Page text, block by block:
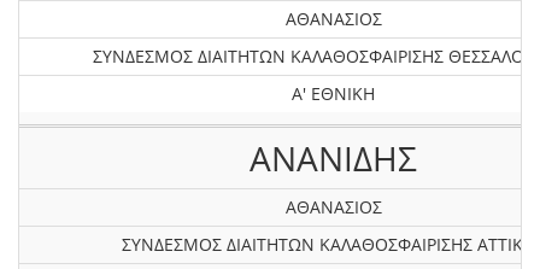
ΑΘΑΝΑΣΙΟΣ
ΣΥΝΔΕΣΜΟΣ ΔΙΑΙΤΗΤΩΝ ΚΑΛΑΘΟΣΦΑΙΡΙΣΗΣ
Α' ΕΘΝΙΚΗ
ΑΝΑΝΙΔΗΣ
ΑΘΑΝΑΣΙΟΣ
ΣΥΝΔΕΣΜΟΣ ΔΙΑΙΤΗΤΩΝ ΚΑΛΑΘΟΣΦΑΙΡΙΣΗΣ